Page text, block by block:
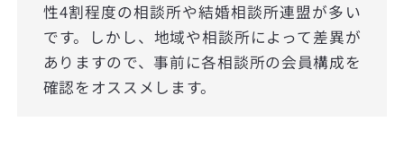
性4割程度の相談所や結婚相談所連盟が多い
です。しかし、地域や相談所によって差異が
ありますので、事前に各相談所の会員構成を
確認をオススメします。